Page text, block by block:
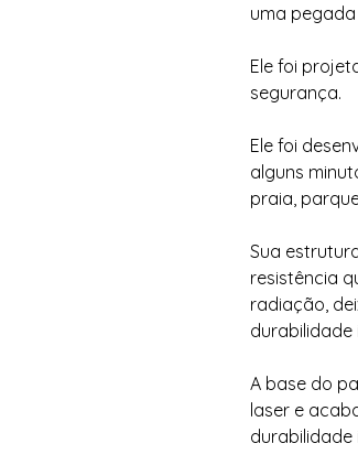
uma pegada
Ele foi
segurança.
Ele foi
alguns
praia,
Sua
resistência
radiação,
durabilidade
A base do
laser e
durabilidade